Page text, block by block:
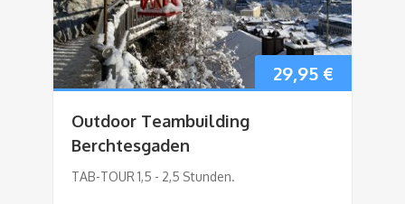
29,95 €
Outdoor Teambuilding
Berchtesgaden
TAB-TOUR 1,5 - 2,5 Stunden.